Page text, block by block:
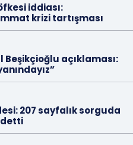
iddiası:
krizi tartışması
Beşikçioğlu açıklaması:
207 sayfalık sorguda